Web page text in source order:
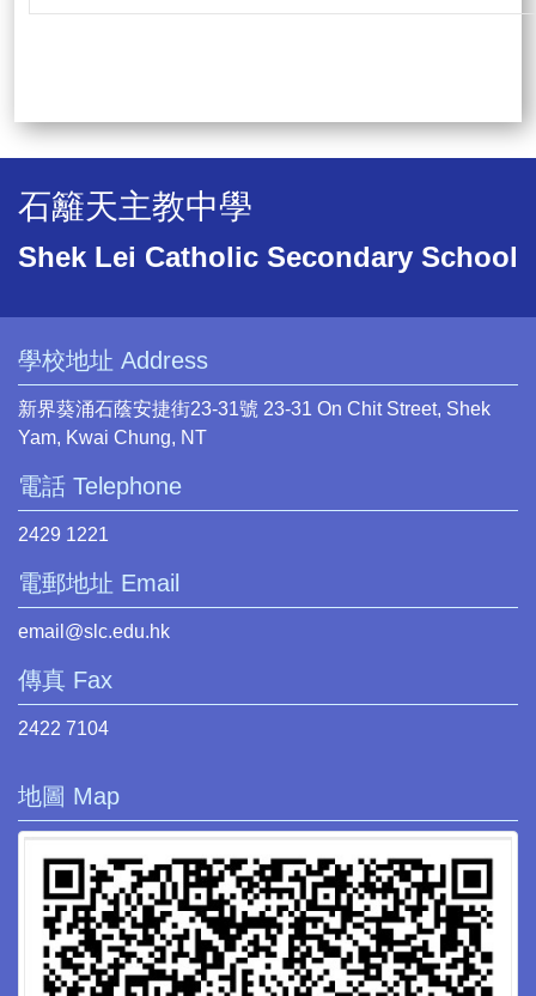
石籬天主教中學
Shek Lei Catholic Secondary School
學校地址 Address
新界葵涌石蔭安捷街23-31號 23-31 On Chit Street, Shek
Yam, Kwai Chung, NT
電話 Telephone
2429 1221
電郵地址 Email
email@slc.edu.hk
傳真 Fax
2422 7104
地圖 Map